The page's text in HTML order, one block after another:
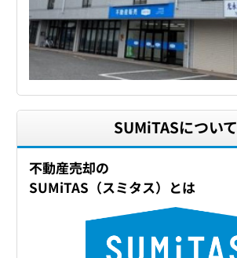
SUMiTASについて
不動産売却の
SUMiTAS（スミタス）とは